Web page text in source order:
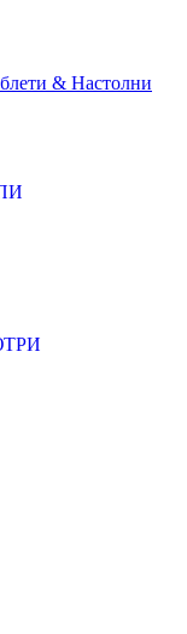
& Настолни